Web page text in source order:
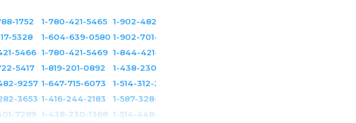
1752 1-780-421-5465
1-902-482-1303
5328 1-604-639-0580 1-902-701-3550
5466 1-780-421-5469 1-844-421-5102
5417 1-819-201-0892
1-438-230-2001
9257 1-647-715-6073
1-514-312-2140
3653 1-416-244-2183
1-587-328-6587
7289 1-438-230-1368 1-514-448-1299